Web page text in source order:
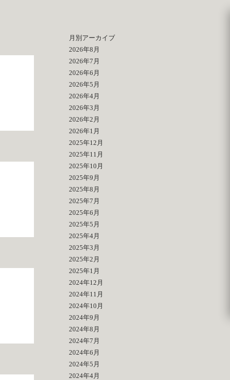
月別アーカイブ
2026年8月
2026年7月
2026年6月
2026年5月
2026年4月
2026年3月
2026年2月
2026年1月
2025年12月
2025年11月
2025年10月
2025年9月
2025年8月
2025年7月
2025年6月
2025年5月
2025年4月
2025年3月
2025年2月
2025年1月
2024年12月
2024年11月
2024年10月
2024年9月
2024年8月
2024年7月
2024年6月
2024年5月
2024年4月